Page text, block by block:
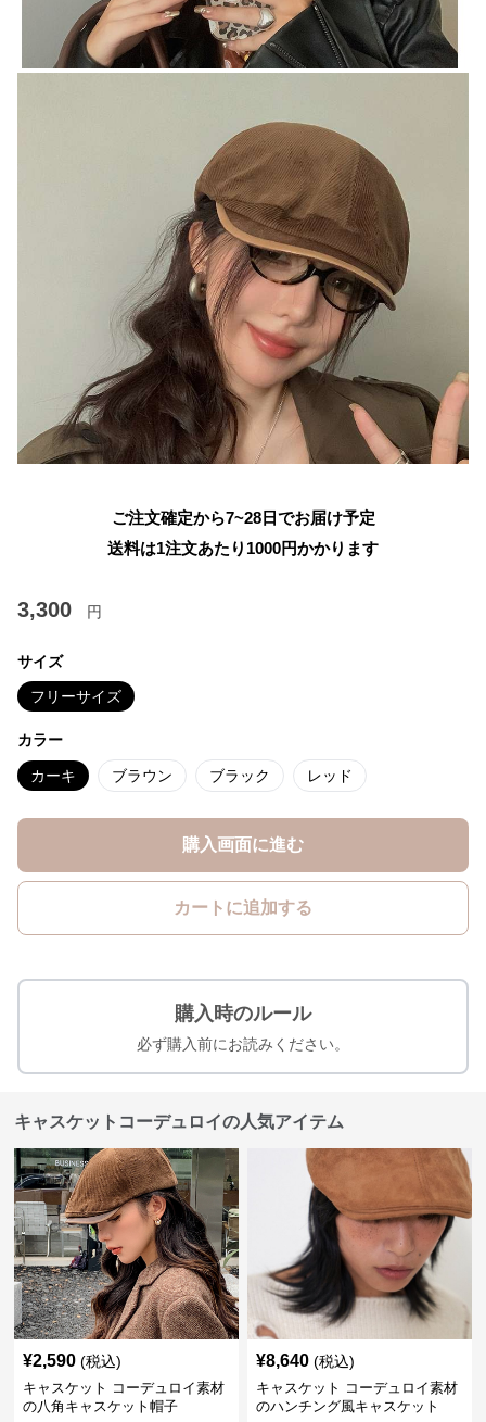
ご注文確定から7~28日でお届け予定
送料は1注文あたり 1000円かかります
3,300 円
サイズ
フリーサイズ
カラー
カーキ ブラウン ブラック レッド
購入画面に進む
カートに追加する
購入時のルール
必ず購入前にお読みください。
キャスケットコーデュロイの人気アイテム
¥2,590 (税込)
キャスケット コーデュロイ素材
の八角キャスケット帽子
¥8,640 (税込)
キャスケット コーデュロイ素材
のハンチング風キャスケット